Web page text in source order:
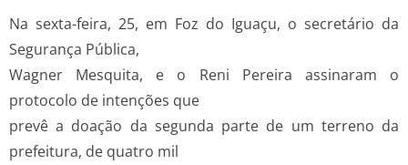
Na sexta-feira, 25, em Foz do Iguaçu, o secretário da
Segurança Pública,
Wagner Mesquita, e o Reni Pereira assinaram o
protocolo de intenções que
prevê a doação da segunda parte de um terreno da
prefeitura, de quatro mil